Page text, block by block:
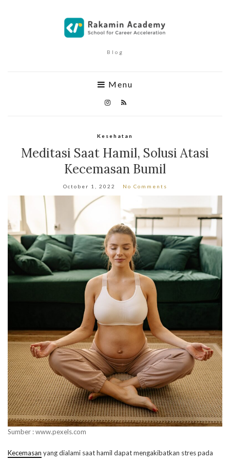
Blog
Menu
Kesehatan
Meditasi Saat Hamil, Solusi Atasi
Kecemasan Bumil
October 1, 2022 No Comments
Sumber : www.pexels.com
Kecemasan yang dialami saat hamil dapat mengakibatkan stres pada